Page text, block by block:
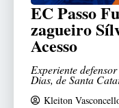
EC Passo
zagueiro
Acesso
Experiente
Dias, de Santa
Kleiton